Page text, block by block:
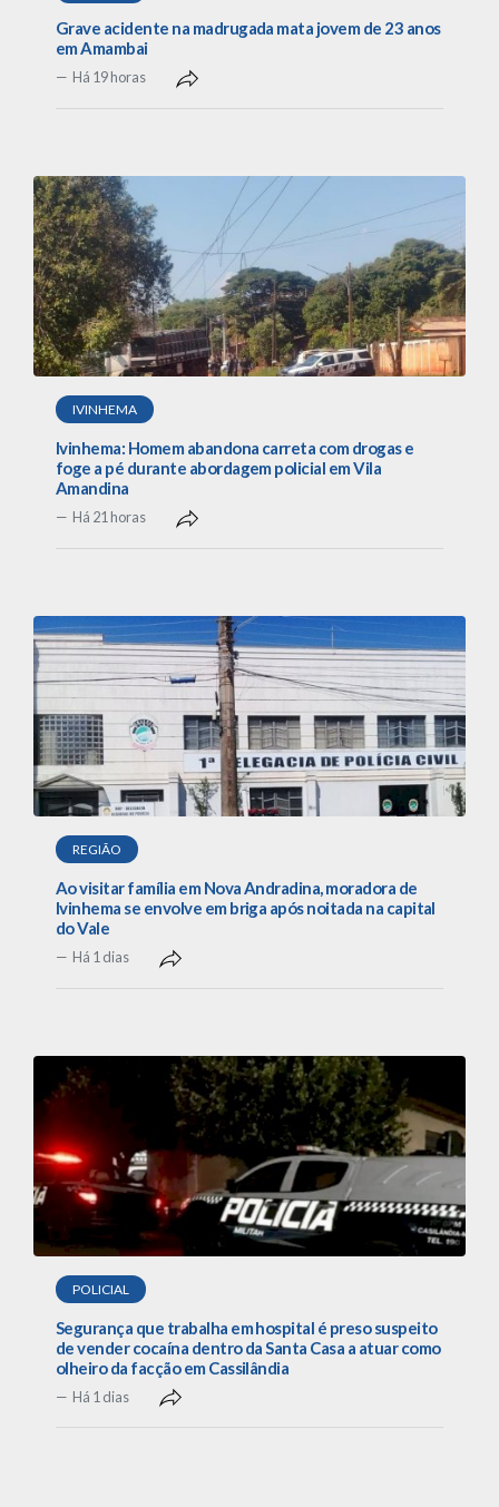
Grave acidente na madrugada mata jovem de 23 anos
em Amambai
Há 19 horas
IVINHEMA
Ivinhema: Homem abandona carreta com drogas e
foge a pé durante abordagem policial em Vila
Amandina
Há 21 horas
REGIÃO
Ao visitar família em Nova Andradina, moradora de
Ivinhema se envolve em briga após noitada na capital
do Vale
Há 1 dias
POLICIAL
Segurança que trabalha em hospital é preso suspeito
de vender cocaína dentro da Santa Casa a atuar como
olheiro da facção em Cassilândia
Há 1 dias